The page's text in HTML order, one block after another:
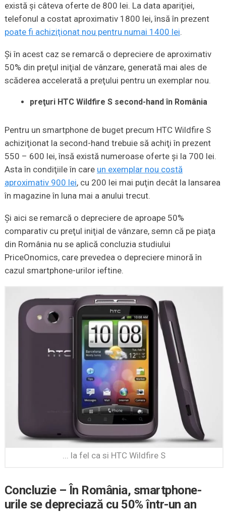
există şi câteva oferte de 800 lei. La data apariţiei,
telefonul a costat aproximativ 1800 lei, însă în prezent
poate fi achiziţionat nou pentru numai 1400 lei.
Şi în acest caz se remarcă o depreciere de aproximativ
50% din preţul iniţial de vânzare, generată mai ales de
scăderea accelerată a preţului pentru un exemplar nou.
preţuri HTC Wildfire S second-hand în România
Pentru un smartphone de buget precum HTC Wildfire S
achiziţionat la second-hand trebuie să achiţi în prezent
550 – 600 lei, însă există numeroase oferte şi la 700 lei.
Asta în condiţiile în care un exemplar nou costă
aproximativ 900 lei, cu 200 lei mai puţin decât la lansarea
în magazine în luna mai a anului trecut.
Şi aici se remarcă o depreciere de aproape 50%
comparativ cu preţul iniţial de vânzare, semn că pe piaţa
din România nu se aplică concluzia studiului
PriceOnomics, care prevedea o depreciere minoră în
cazul smartphone-urilor ieftine.
... la fel ca si HTC Wildfire S
Concluzie – În România, smartphone-
urile se depreciază cu 50% într-un an